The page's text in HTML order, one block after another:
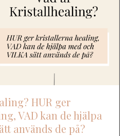
HUR ger
VAD kan de hjälpa
används de på?